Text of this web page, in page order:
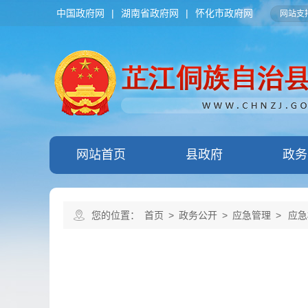
中国政府网 | 湖南省政府网 | 怀化市政府网 网站支
网站首页 县政府 政
您的位置： 首页 > 政务公开 > 应急管理 > 应